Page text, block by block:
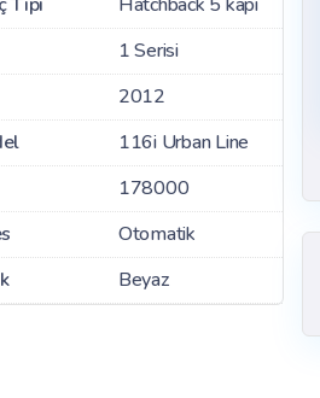
1 Serisi
2012
116i Urban Line
178000
Otomatik
Beyaz